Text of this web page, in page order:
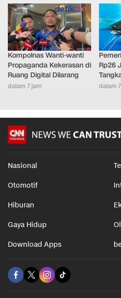
Kompolnas Wanti-wanti
Propaganda Kekerasan di
Ruang Digital Dilarang
dalam 7 jam
Rp26
dalam
Nasional
Otomotif
Hiburan
Gaya Hidup
Download Apps